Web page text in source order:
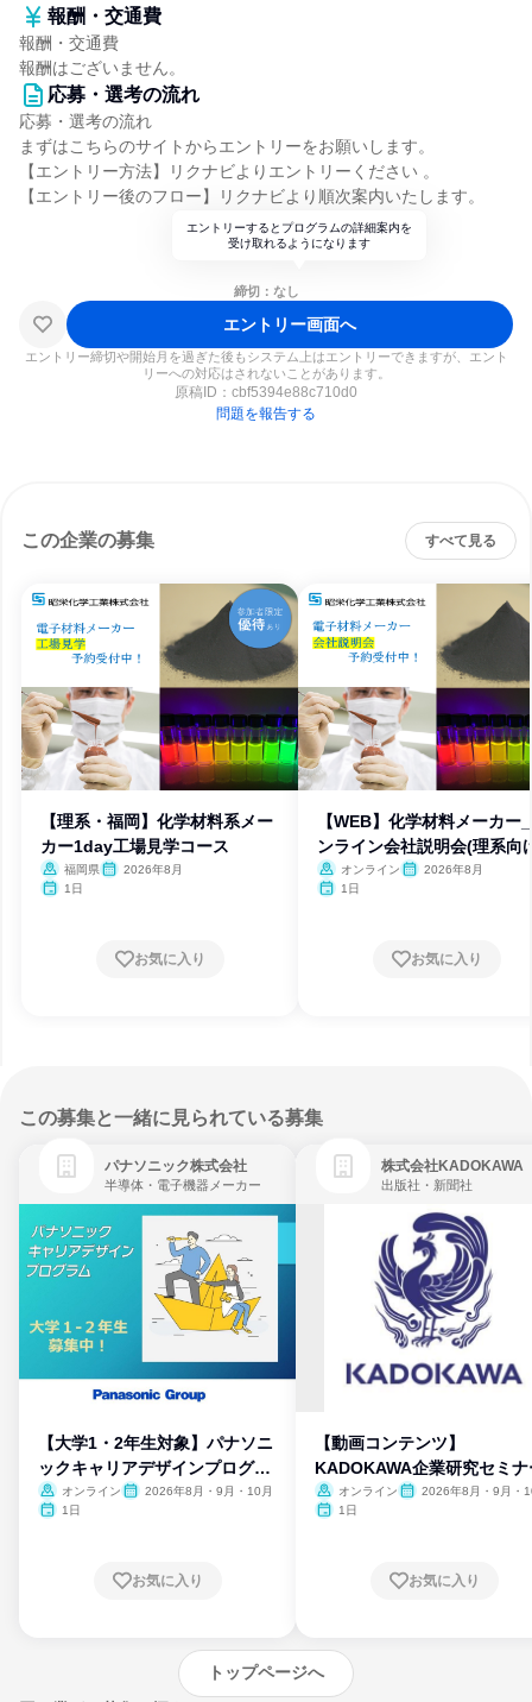
報酬・交通費
報酬・交通費
報酬はございません。
応募・選考の流れ
応募・選考の流れ
まずはこちらのサイトからエントリーをお願いします。
【エントリー方法】リクナビよりエントリーください 。
【エントリー後のフロー】リクナビより順次案内いたします。
エントリーするとプログラムの詳細案内を
受け取れるようになります
締切：なし
エントリー画面へ
エントリー締切や開始月を過ぎた後もシステム上はエントリーできますが、エント
リーへの対応はされないことがあります。
原稿ID： cbf5394e88c710d0
問題を報告する
この企業の募集 すべて見る
【理系・福岡】化学材料系メー
カー1day工場見学コース
福岡県
2026年8月
1日
お気に入り
【WEB】化学材料メーカー
ンライン会社説明会(理系向
オンライン
2026年8月
1日
お気に入り
この募集と一緒に見られている募集
パナソニック株式会社
半導体・電子機器メーカー
【大学1・2年生対象】パナソニ
ックキャリアデザインプログラ
ム
オンライン
2026年8月・9月・10月
1日
お気に入り
株式会社KADOKAWA
出版社・新聞社
【動画コンテンツ】
KADOKAWA企業研究セミナ
オンライン
2026年8月・9月・
1日
お気に入り
トップページへ